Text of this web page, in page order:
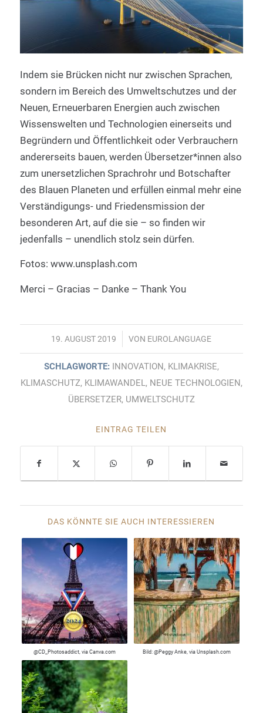
Indem sie Brücken nicht nur zwischen Sprachen,
sondern im Bereich des Umweltschutzes und der
Neuen, Erneuerbaren Energien auch zwischen
Wissenswelten und Technologien einerseits und
Begründern und Öffentlichkeit oder Verbrauchern
andererseits bauen, werden Übersetzer*innen also
zum unersetzlichen Sprachrohr und Botschafter
des Blauen Planeten und erfüllen einmal mehr eine
Verständigungs- und Friedensmission der
besonderen Art, auf die sie – so finden wir
jedenfalls – unendlich stolz sein dürfen.
Fotos: www.unsplash.com
Merci – Gracias – Danke – Thank You
19. AUGUST 2019
/ VON EUROLANGUAGE
SCHLAGWORTE: INNOVATION, KLIMAKRISE,
KLIMASCHUTZ, KLIMAWANDEL, NEUE TECHNOLOGIEN,
ÜBERSETZER, UMWELTSCHUTZ
EINTRAG TEILEN
DAS KÖNNTE SIE AUCH INTERESSIEREN
@CD_Photosaddict, via Canva.com Bild: @Peggy Anke, via Unsplash.com